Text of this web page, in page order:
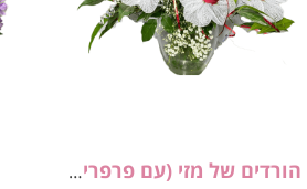
הורדים של מזי (עם פרפרים)